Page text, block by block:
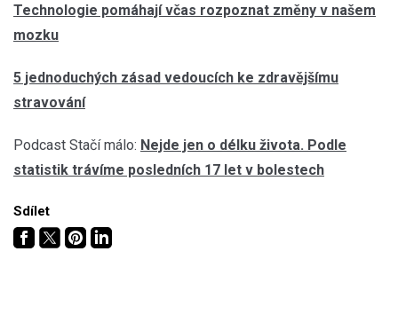
Technologie pomáhají včas rozpoznat změny v našem
mozku
5 jednoduchých zásad vedoucích ke zdravějšímu
stravování
Podcast Stačí málo: Nejde jen o délku života. Podle
statistik trávíme posledních 17 let v bolestech
Sdílet